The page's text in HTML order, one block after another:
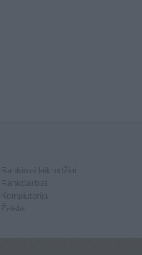
Kompiuterija
Žaislai